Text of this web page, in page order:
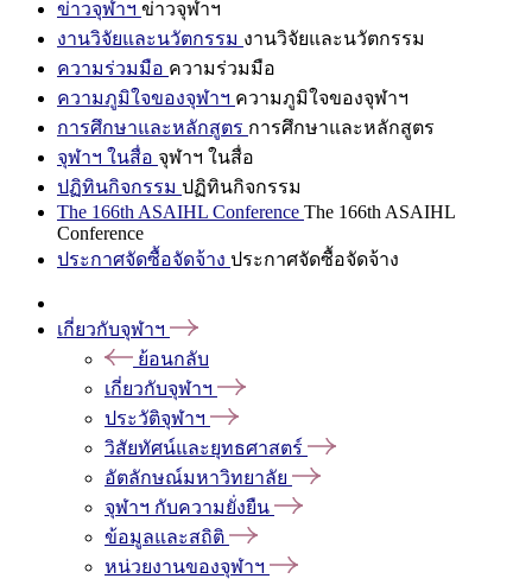
ข่าวจุฬาฯ ข่าวจุฬาฯ
งานวิจัยและนวัตกรรม งานวิจัยและนวัตกรรม
ความร่วมมือ ความร่วมมือ
ความภูมิใจของจุฬาฯ ความภูมิใจของจุฬาฯ
การศึกษาและหลักสูตร การศึกษาและหลักสูตร
จุฬาฯ ในสื่อ จุฬาฯ ในสื่อ
ปฏิทินกิจกรรม ปฏิทินกิจกรรม
The 166th ASAIHL Conference The 166th ASAIHL
Conference
ประกาศจัดซื้อจัดจ้าง ประกาศจัดซื้อจัดจ้าง
เกี่ยวกับจุฬาฯ
ย้อนกลับ
เกี่ยวกับจุฬาฯ
ประวัติจุฬาฯ
วิสัยทัศน์และยุทธศาสตร์
อัตลักษณ์มหาวิทยาลัย
จุฬาฯ กับความยั่งยืน
ข้อมูลและสถิติ
หน่วยงานของจุฬาฯ